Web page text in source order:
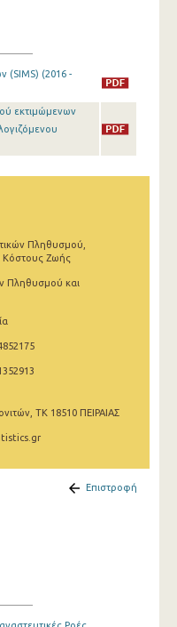
(SIMS) (2016 -
εκτιμώμενων
Πληθυσμού,
Κόστους Ζωής
Πληθυσμού και
ΤΚ 18510 ΠΕΙΡΑΙΑΣ
Επιστροφή